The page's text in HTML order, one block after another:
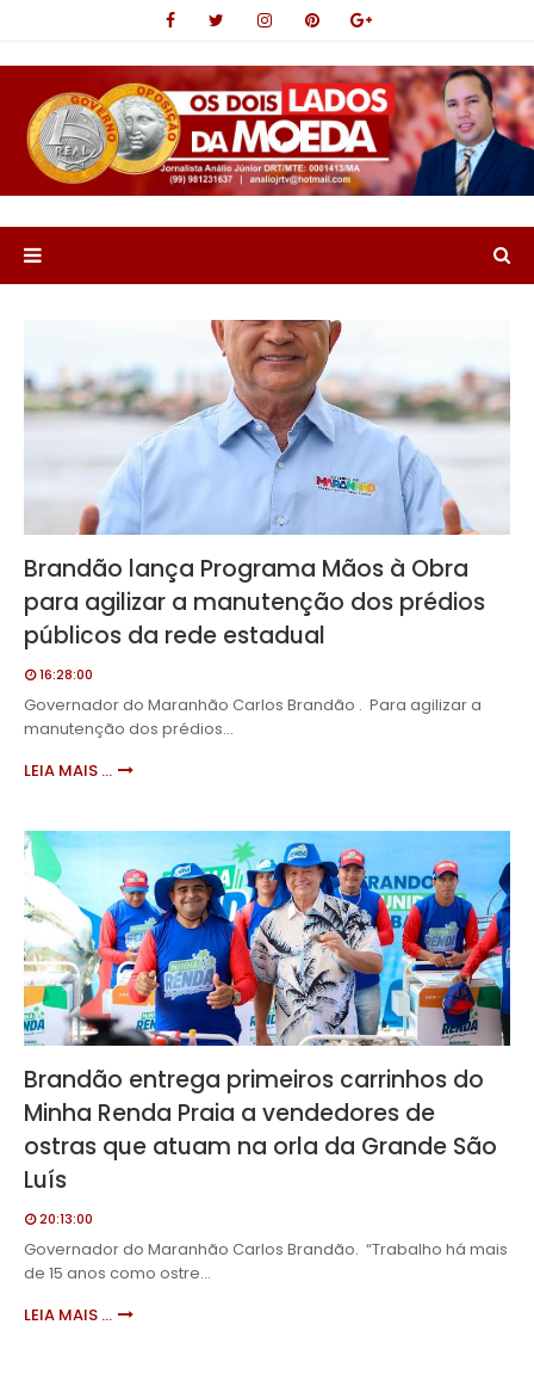
Brandão lança Programa Mãos à Obra
para agilizar a manutenção dos prédios
públicos da rede estadual
16:28:00
Governador do Maranhão Carlos Brandão . Para agilizar a
manutenção dos prédios…
LEIA MAIS ...
Brandão entrega primeiros carrinhos do
Minha Renda Praia a vendedores de
ostras que atuam na orla da Grande São
Luís
20:13:00
Governador do Maranhão Carlos Brandão. “Trabalho há mais
de 15 anos como ostre…
LEIA MAIS ...